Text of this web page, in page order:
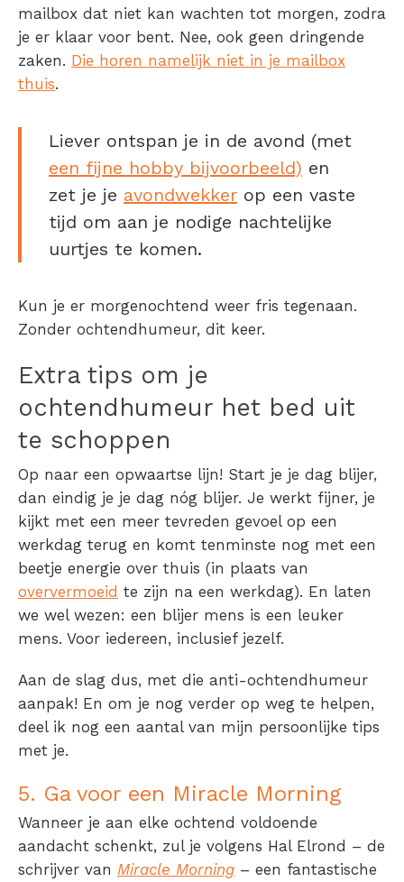
mailbox dat niet kan wachten tot morgen, zodra
je er klaar voor bent. Nee, ook geen dringende
zaken. Die horen namelijk niet in je mailbox
thuis.
Liever ontspan je in de avond (met
een fijne hobby bijvoorbeeld) en
zet je je avondwekker op een vaste
tijd om aan je nodige nachtelijke
uurtjes te komen.
Kun je er morgenochtend weer fris tegenaan.
Zonder ochtendhumeur, dit keer.
Extra tips om je
ochtendhumeur het bed uit
te schoppen
Op naar een opwaartse lijn! Start je je dag blijer,
dan eindig je je dag nóg blijer. Je werkt fijner, je
kijkt met een meer tevreden gevoel op een
werkdag terug en komt tenminste nog met een
beetje energie over thuis (in plaats van
oververmoeid te zijn na een werkdag). En laten
we wel wezen: een blijer mens is een leuker
mens. Voor iedereen, inclusief jezelf.
Aan de slag dus, met die anti-ochtendhumeur
aanpak! En om je nog verder op weg te helpen,
deel ik nog een aantal van mijn persoonlijke tips
met je.
5. Ga voor een Miracle Morning
Wanneer je aan elke ochtend voldoende
aandacht schenkt, zul je volgens Hal Elrond – de
schrijver van Miracle Morning – een fantastische